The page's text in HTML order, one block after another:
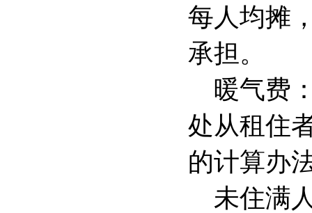
每人均摊
承担。
暖气费
处从租住
的计算办
未住满